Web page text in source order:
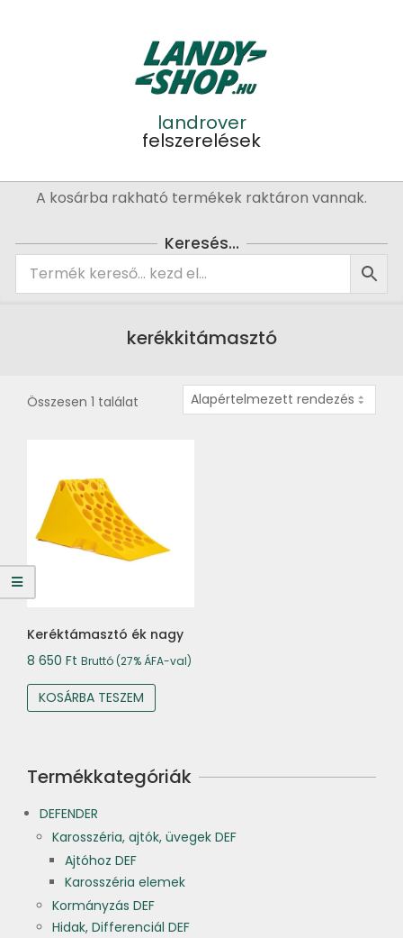
landrover
felszerelések
PrimaryA kosárba rakható termékek raktáron vannak.
Keresés…
kerékkitámasztó
Összesen 1 találat
Keréktámasztó ék nagy
8 650 Ft Bruttó (27% ÁFA-val)
KOSÁRBA TESZEM
Termékkategóriák
DEFENDER
Karosszéria, ajtók, üvegek DEF
Ajtóhoz DEF
Karosszéria elemek
Kormányzás DEF
Hidak, Differenciál DEF